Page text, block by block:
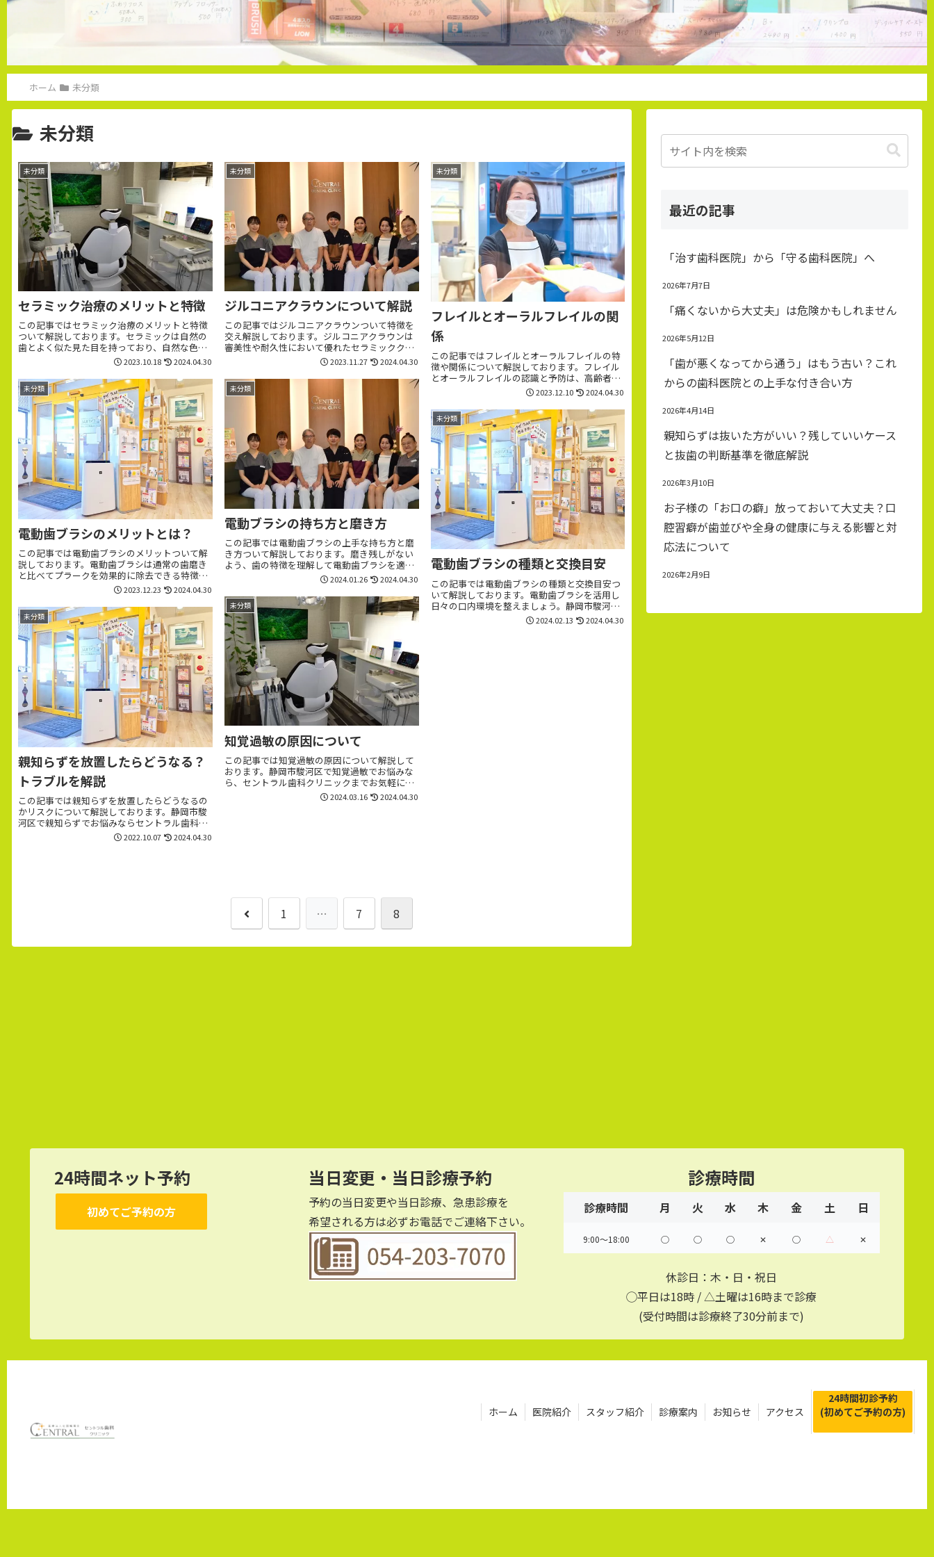
Followする
ホーム 未分類
未分類
未分類
セラミック治療のメリットと特徴
この記事ではセラミック治療のメリットと特徴
ついて解説しております。セラミックは自然の
歯とよく似た見た目を持っており、自然な色合
いと透明感があります。 静岡市駿河区で歯につ
いてお悩みなら、セントラル歯科クリニックま
でお気軽にご相談ください。
2023.10.18 2024.04.30
未分類
ジルコニアクラウンについて解説
この記事ではジルコニアクラウンついて特徴を
交え解説しております。ジルコニアクラウンは
審美性や耐久性において優れたセラミッククラ
ウンの1つです。静岡市駿河区で歯についてお悩
みなら、セントラル歯科クリニックまでお気軽
にご相談ください。24時間web予約受付中で
す。
2023.11.27 2024.04.30
未分類
フレイルとオーラルフレイルの関
係
この記事ではフレイルとオーラルフレイルの特
徴や関係について解説しております。フレイル
とオーラルフレイルの認識と予防は、高齢者の
健康と生活の質を大きく左右します。静岡市駿
河区で歯についてお悩みなら、セントラル歯科
クリニックまでお気軽にご相談ください。24時
間web予約受付中です。
2023.12.10 2024.04.30
未分類
電動歯ブラシのメリットとは？
この記事では電動歯ブラシのメリットついて解
説しております。電動歯ブラシは通常の歯磨き
と比べてプラークを効果的に除去できる特徴な
どがあります。静岡市駿河区で歯についてお悩
みなら、セントラル歯科クリニックまでお気軽
にご相談ください。24時間web予約受付中で
す。
2023.12.23 2024.04.30
未分類
電動ブラシの持ち方と磨き方
この記事では電動歯ブラシの上手な持ち方と磨
き方ついて解説しております。磨き残しがない
よう、歯の特徴を理解して電動歯ブラシを適切
に使用しましょう。静岡市駿河区で歯について
お悩みなら、セントラル歯科クリニックまでお
気軽にご相談ください。24時間web予約受付中
です。
2024.01.26 2024.04.30
未分類
電動歯ブラシの種類と交換目安
この記事では電動歯ブラシの種類と交換目安つ
いて解説しております。電動歯ブラシを活用し
日々の口内環境を整えましょう。静岡市駿河区
で歯についてお悩みなら、セントラル歯科クリ
ニックまでお気軽にご相談ください。一般歯科
2024.02.13 2024.04.30
未分類
知覚過敏の原因について
この記事では知覚過敏の原因について解説して
おります。静岡市駿河区で知覚過敏でお悩みな
ら、セントラル歯科クリニックまでお気軽にご
相談ください。一般歯科から小児歯科、審美歯
科、矯正、予防まで幅広いお悩みにおこたえ
2024.03.16 2024.04.30
未分類
親知らずを放置したらどうなる？
トラブルを解説
この記事では親知らずを放置したらどうなるの
かリスクについて解説しております。静岡市駿
河区で親知らずでお悩みならセントラル歯科ク
リニックまでご相談ください。一般歯科から小
児歯科、審美歯科、矯正、予防まで幅広いお悩
2022.10.07 2024.04.30
前
へ
1 … 7 8
最近の記事
「治す歯科医院」から「守る歯科医院」へ
2026年7月7日
「痛くないから大丈夫」は危険かもしれません
2026年5月12日
「歯が悪くなってから通う」はもう古い？これ
からの歯科医院との上手な付き合い方
2026年4月14日
親知らずは抜いた方がいい？残していいケース
と抜歯の判断基準を徹底解説
2026年3月10日
お子様の「お口の癖」放っておいて大丈夫？口
腔習癖が歯並びや全身の健康に与える影響と対
応法について
2026年2月9日
24時間ネット予約
初めてご予約の方
当日変更・当日診療予約
予約の当日変更や当日診療、急患診療を
希望される方は必ずお電話でご連絡下さい。
診療時間
診療時間 月 火 水 木 金 土 日
9:00～18:00 ◯ ◯ ◯ ✕ ◯ △ ✕
休診日：木・日・祝日
◯平日は18時 / △土曜は16時まで診療
(受付時間は診療終了30分前まで)
ホーム 医院紹介 スタッフ紹介 診療案内 お知らせ アクセス
24時間初診予約
(初めてご予約の方)